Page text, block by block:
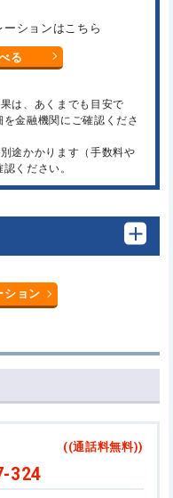
ションはこちら
る
は、あくまでも目安で
金融機関にご確認くださ
途かかります（手数料や
ください。
ション
((通話料無料))
324